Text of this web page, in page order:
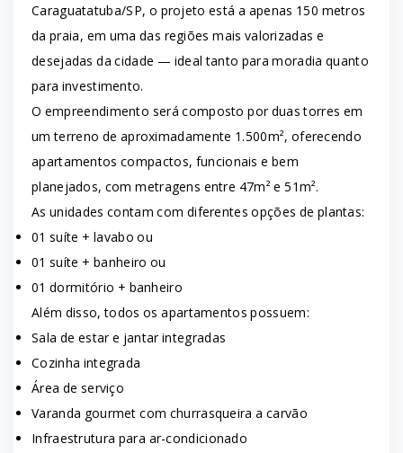
Caraguatatuba/SP, o projeto está a apenas 150 metros
da praia, em uma das regiões mais valorizadas e
desejadas da cidade — ideal tanto para moradia quanto
para investimento.
O empreendimento será composto por duas torres em
um terreno de aproximadamente 1.500m², oferecendo
apartamentos compactos, funcionais e bem
planejados, com metragens entre 47m² e 51m².
As unidades contam com diferentes opções de plantas:
01 suíte + lavabo ou
01 suíte + banheiro ou
01 dormitório + banheiro
Além disso, todos os apartamentos possuem:
Sala de estar e jantar integradas
Cozinha integrada
Área de serviço
Varanda gourmet com churrasqueira a carvão
Infraestrutura para ar-condicionado